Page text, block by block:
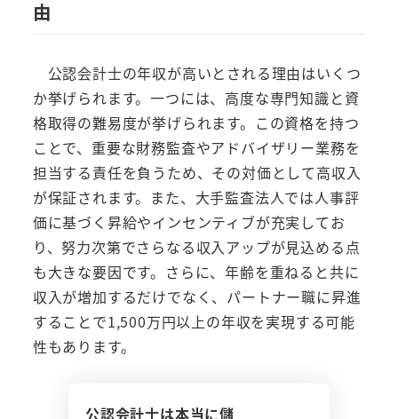
由
公認会計士の年収が高いとされる理由はいくつ
か挙げられます。一つには、高度な専門知識と資
格取得の難易度が挙げられます。この資格を持つ
ことで、重要な財務監査やアドバイザリー業務を
担当する責任を負うため、その対価として高収入
が保証されます。また、大手監査法人では人事評
価に基づく昇給やインセンティブが充実してお
り、努力次第でさらなる収入アップが見込める点
も大きな要因です。さらに、年齢を重ねると共に
収入が増加するだけでなく、パートナー職に昇進
することで1,500万円以上の年収を実現する可能
性もあります。
公認会計士は本当に儲